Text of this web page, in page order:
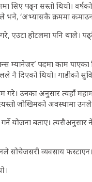
सिए पढ्न सस्तो थियो।
भने, ‘अभ्यासकै क्रममा
एउटा होटलमा पनि थाले।
म्यानेजर’ पदमा काम
नै दिएको थियो। गाडीको
गरे। उनका अनुसार त्यहाँ
जोखिमको अवस्थामा उनले
योजना बताए।
सोचेजसरी व्यवसाय